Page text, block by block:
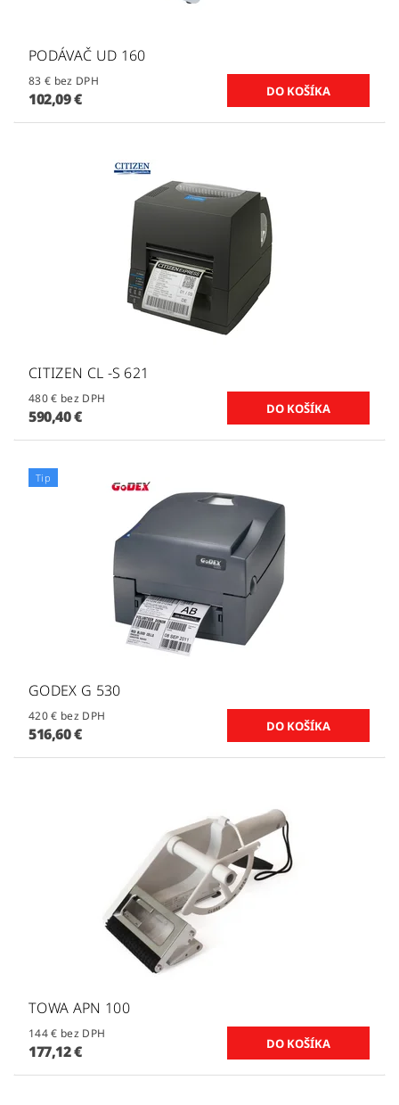
PODÁVAČ UD 160
83 € bez DPH
102,09 €
CITIZEN CL -S 621
480 € bez DPH
590,40 €
Tip
GODEX G 530
420 € bez DPH
516,60 €
TOWA APN 100
144 € bez DPH
177,12 €